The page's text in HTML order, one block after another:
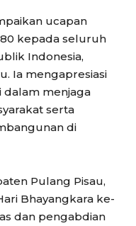
ucapan
kepada seluruh
Indonesia,
Ia mengapresiasi
dalam menjaga
serta
di
Pulang Pisau,
Bhayangkara ke-
dan pengabdian